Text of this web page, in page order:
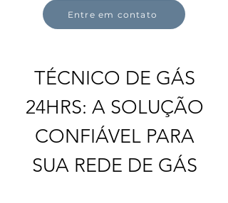
Entre em contato
TÉCNICO DE GÁS
24HRS: A SOLUÇÃO
CONFIÁVEL PARA
SUA REDE DE GÁS